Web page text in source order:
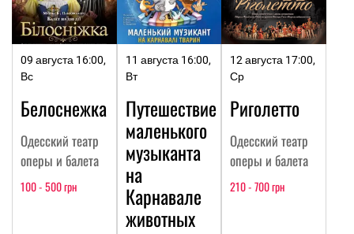
09 августа 16:00,
Вс
Белоснежка
Одесский театр
оперы и балета
100 - 500 грн
11 августа 16:00,
Вт
Путешествие
маленького
музыканта
на
Карнавале
животных
12 августа 17:00,
Ср
Риголетто
Одесский театр
оперы и балета
210 - 700 грн